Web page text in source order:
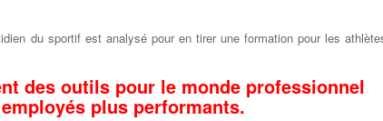
du sportif est analysé pour en tirer une formation pour les
des outils pour le monde professionnel
plus performants.